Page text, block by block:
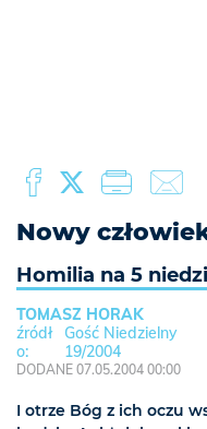
Nowy
Homilia na 5
TOMASZ HORAK
Gość Niedzielny
19/2004
DODANE 07.05.2004 00:00
I otrze Bóg z ich oczu